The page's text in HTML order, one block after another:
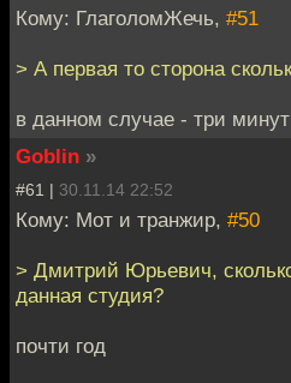
Кому: ГлаголомЖечь, #51
> А первая то сторона
в данном случае - три
Goblin »
#61 | 30.11.14 22:52
Кому: Мот и транжир, #50
> Дмитрий Юрьевич,
данная студия?
почти год